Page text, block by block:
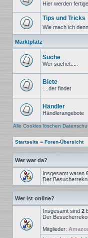
ungelesenen
Beiträge
Hier werden
Beiträge
Tips und Tricks
Wie mach ich
Marktplatz
ungelesenen
Beiträge
Suche
Wer suchet.....
ungelesenen
Beiträge
Biete
....der findet
ungelesenen
Händler
Händlerangebote
Alle Cookies löschen
Startseite » Foren-Übersicht
Wer war da?
Insgesamt waren
Der
Wer ist online?
Insgesamt sind 2
Der
Mitglieder: